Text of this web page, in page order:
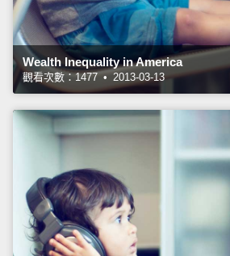
Wealth Inequality in America
觀看次數：1477 • 2013-03-13